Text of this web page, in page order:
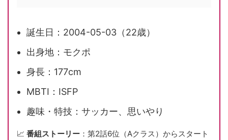
誕生日：2004-05-03（22歳）
出身地：モクポ
身長：177cm
MBTI：ISFP
趣味・特技：サッカー、思いやり
📈 番組ストーリー ：第2話6位（Aクラス）からスタート